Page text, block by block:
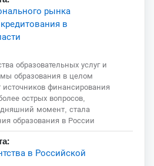
рынка
в
образовательных услуг и
образования в целом
финансирования
острых вопросов,
момент, стала
образования в России
в Российской